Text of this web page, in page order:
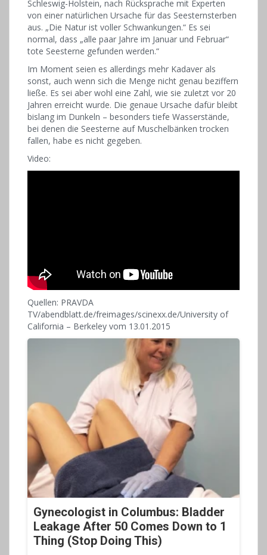
Schleswig-Holstein, nach Rücksprache mit Experten
von einer natürlichen Ursache für das Seesternsterben
aus. „Die Natur ist voller Schwankungen.“ Es sei
normal, dass „alle paar Jahre im Januar und Februar“
tote Seesterne gefunden werden.“
Im Moment seien es allerdings mehr Kadaver als
sonst, auch wenn sich die Menge nicht genau beziffern
ließe. Es sei aber wohl eine Zahl, wie sie zuletzt vor 20
Jahren erreicht wurde. Die genaue Ursache dafür bleibt
bislang im Dunkeln – besonders tiefe Wasserstände,
bei denen die Seesterne auf Muschelbänken trocken
fallen, habe es nicht gegeben.
Video:
Quellen: PRAVDA
TV/abendblatt.de/freimages/scinexx.de/University of
California – Berkeley vom 13.01.2015
Gynecologist in Columbus: Bladder
Leakage After 50 Comes Down to 1
Thing (Stop Doing This)